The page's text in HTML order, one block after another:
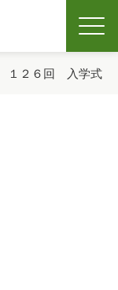
１２６回 入学式